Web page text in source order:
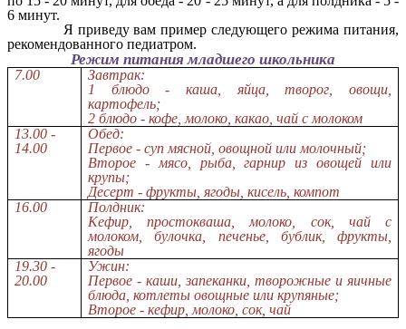
6 минут.
Я приведу вам пример следующего режима питания,
рекомендованного педиатром.
Режим питания младшего школьника
7.00
Завтрак:
1 блюдо - каша, яйца, творог, овощи,
картофель;
2 блюдо - кофе, молоко, какао, чай с молоком
13.00 -
14.00
Обед:
Первое - суп мясной, овощной или молочный;
Второе - мясо, рыба, гарнир из овощей или
крупы;
Десерт - фрукты, ягоды, кисель, компот
16.00
Полдник:
Кефир, простокваша, молоко, сок, чай с
молоком, булочка, печенье, бублик, фрукты,
ягоды
19.30 -
20.00
Ужин:
Первое - каши, запеканки, творожные и яичные
блюда, котлеты овощные или крупяные;
Второе - кефир, молоко, сок, чай